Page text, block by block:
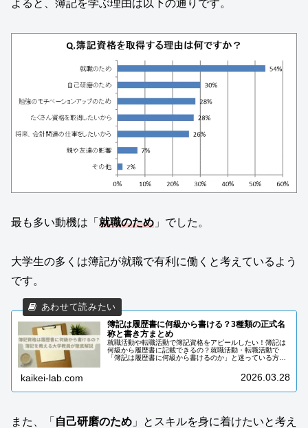
よると、簿記を学ぶ理由は以下の通りです。
最も多い動機は「 就職のため 」でした。
大学生の多くは簿記が就職で有利に働くと考えているよう
です。
簿記は履歴書に何級から書ける？3種類の正式名
称と書き方まとめ
就職活動や転職活動で簿記資格をアピールしたい！簿記は
何級から履歴書に記載できるの？就職活動・転職活動で
「簿記は履歴書に何級から書けるのか」と迷っている方は
kaikei-lab.com 2026.03.28
また、「 自己研磨のため 」とスキルを身に着けたいと考え